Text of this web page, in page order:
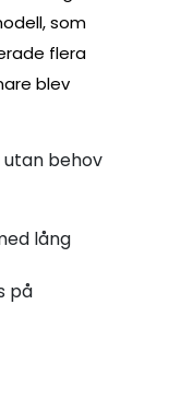
som
flera
blev
utan behov
lång
på